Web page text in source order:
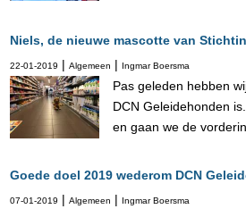
Niels, de nieuwe mascotte van
22-01-2019 | Algemeen | Ingmar Boersma
Pas geleden hebben
DCN Geleidehonden
en gaan we de
Goede doel 2019 wederom DCN
07-01-2019 | Algemeen | Ingmar Boersma